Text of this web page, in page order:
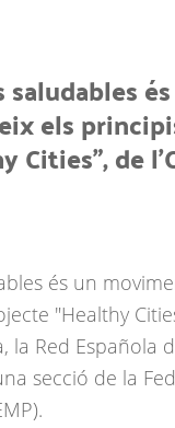
saludables
els
Cities", de
és un
"Healthy
la Red Española
secció de la